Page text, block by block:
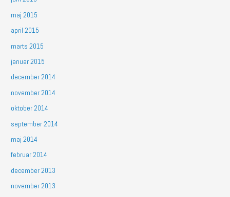
maj 2015
april 2015
marts 2015
januar 2015
december 2014
november 2014
oktober 2014
september 2014
maj 2014
februar 2014
december 2013
november 2013